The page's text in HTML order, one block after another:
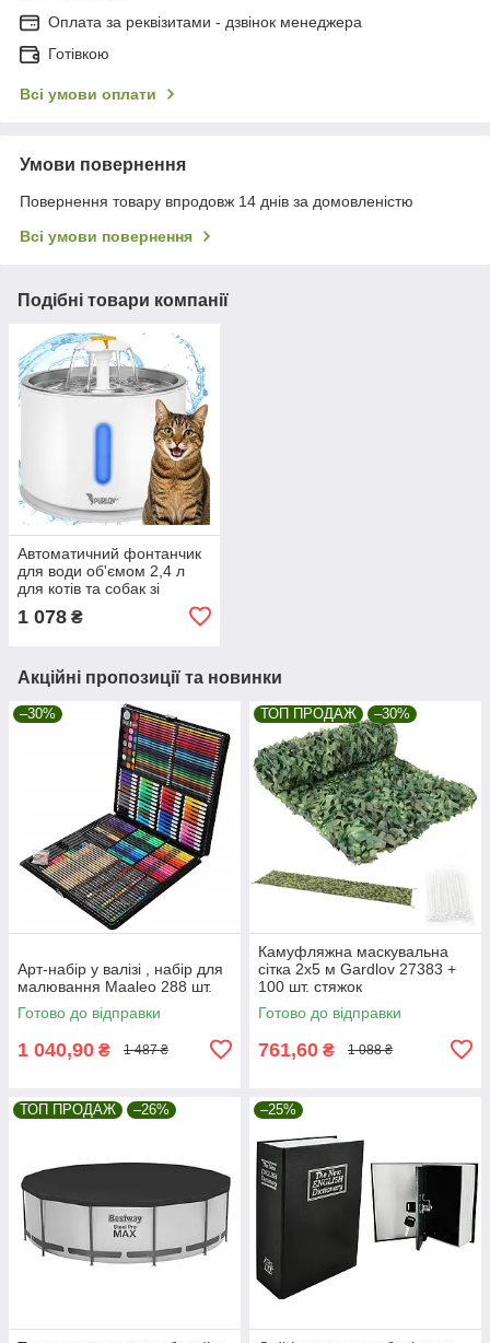
Оплата за реквізитами - дзвінок менеджера
Готівкою
Всі умови оплати
Умови повернення
Повернення товару впродовж 14 днів за домовленістю
Всі умови повернення
Подібні товари компанії
Автоматичний фонтанчик
для води об'ємом 2,4 л
для котів та собак зі
світлодіодним фільтром,
USB Purlov 27856
1 078 ₴
Акційні пропозиції та новинки
–30%
Арт-набір у валізі , набір для
малювання Maaleo 288 шт.
Готово до відправки
1 040,90 ₴ 1 487 ₴
ТОП ПРОДАЖ –30%
Камуфляжна маскувальна
сітка 2x5 м Gardlov 27383 +
100 шт. стяжок
Готово до відправки
761,60 ₴ 1 088 ₴
ТОП ПРОДАЖ –26% –25%